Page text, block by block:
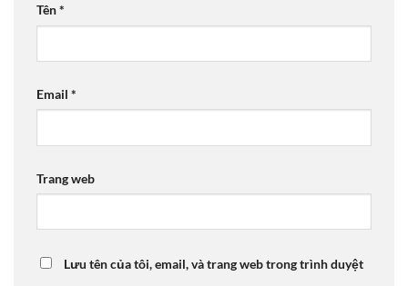
Tên*
Email *
Trang web
Lưu tên của tôi, email, và trang web trong trình duyệt